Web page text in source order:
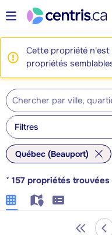
Cette propriété n'est
propriétés
Filtres
Québec (Beauport)
* 157 propriétés trouvées